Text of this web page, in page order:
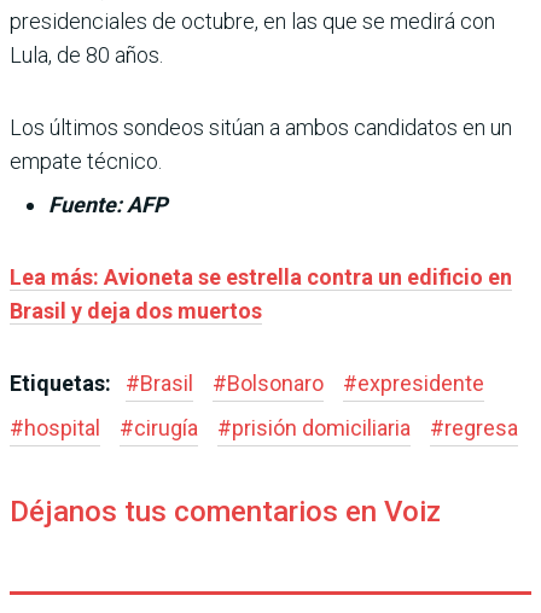
presidenciales de octubre, en las que se medirá con
Lula, de 80 años.
Los últimos sondeos sitúan a ambos candidatos en un
empate técnico.
Fuente: AFP
Lea más: Avioneta se estrella contra un edificio en
Brasil y deja dos muertos
Etiquetas: #Brasil #Bolsonaro #expresidente
#hospital #cirugía #prisión domiciliaria #regresa
Déjanos tus comentarios en Voiz